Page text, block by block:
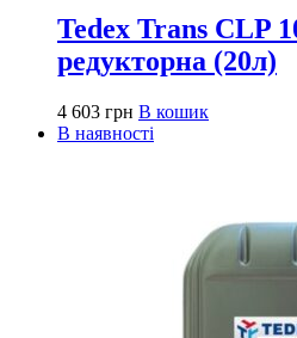
Tedex Trans CLP
редукторна (20л)
4 603 грн В кошик
В наявності